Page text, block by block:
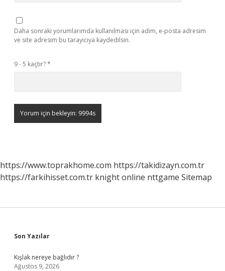
Daha sonraki yorumlarımda kullanılması için adım, e-posta adresim
ve site adresim bu tarayıcıya kaydedilsin.
9 - 5 kaçtır?*
https://www.toprakhome.com https://takidizayn.com.tr
https://farkihisset.com.tr knight online nttgame Sitemap
Sidebar
Son Yazılar
Kışlak nereye bağlıdır ?
Ağustos 9, 2026